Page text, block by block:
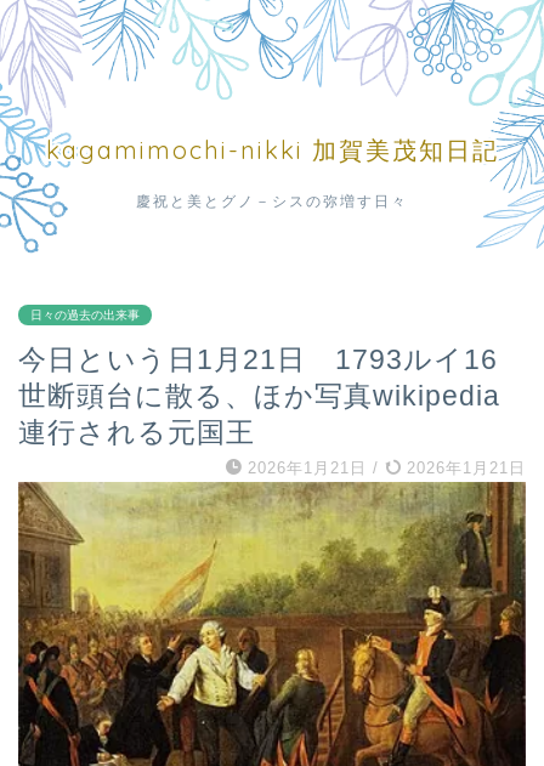
kagamimochi-nikki 加賀美茂知日記
慶祝と美とグノ－シスの弥増す日々
日々の過去の出来事
今日という日1月21日 1793ルイ16
世断頭台に散る、ほか写真wikipedia
連行される元国王
2026年1月21日 / 2026年1月21日